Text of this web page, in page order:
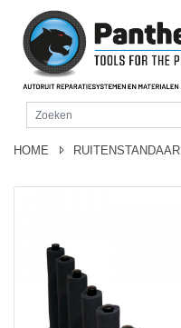
HOME